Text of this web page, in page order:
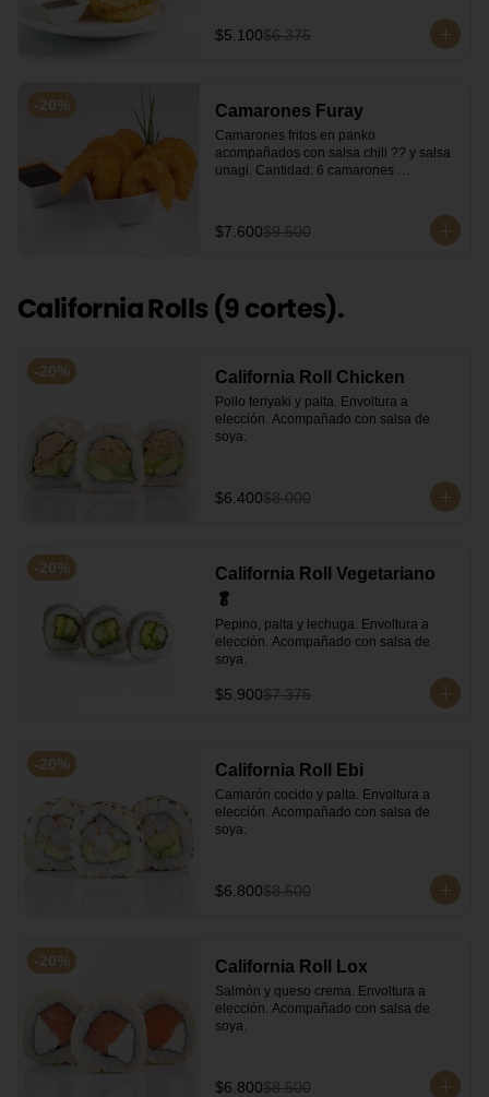
$5.100$6.375
-20% Camarones Furay
Camarones fritos en panko
acompañados con salsa chili ?? y salsa
unagi. Cantidad: 6 camarones
$7.600$9.500
California Rolls (9 cortes).
-20% California Roll Chicken
Pollo teriyaki y palta. Envoltura a
elección. Acompañado con salsa de
soya.
$6.400$8.000
-20%
California Roll Vegetariano
🥬
Pepino, palta y lechuga. Envoltura a
elección. Acompañado con salsa de
soya.
$5.900$7.375
-20% California Roll Ebi
Camarón cocido y palta. Envoltura a
elección. Acompañado con salsa de
soya.
$6.800$8.500
-20% California Roll Lox
Salmón y queso crema. Envoltura a
elección. Acompañado con salsa de
soya.
$6.800$8.500